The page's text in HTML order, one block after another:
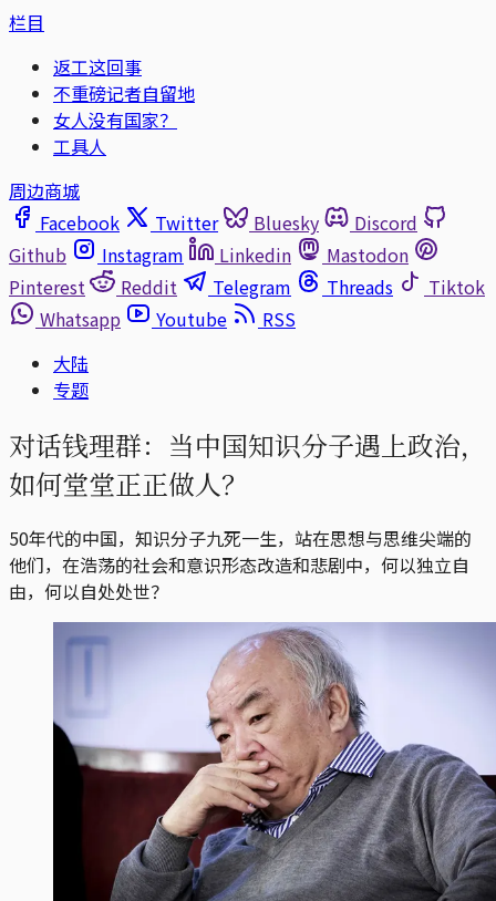
栏目
返工这回事
不重磅记者自留地
女人没有国家？
工具人
周边商城
Facebook
Twitter Bluesky
Discord
Github
Instagram Linkedin
Mastodon
Pinterest
Reddit Telegram Threads
Tiktok
Whatsapp
Youtube
RSS
大陆
专题
对话钱理群：当中国知识分子遇上政治，
如何堂堂正正做人？
50年代的中国，知识分子九死一生，站在思想与思维尖端的
他们，在浩荡的社会和意识形态改造和悲剧中，何以独立自
由，何以自处处世？